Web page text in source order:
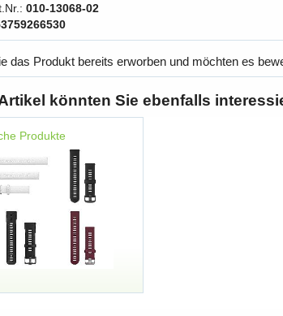
010-13068-02
das Produkt bereits erworben und möchten es
könnten Sie ebenfalls
Produkte